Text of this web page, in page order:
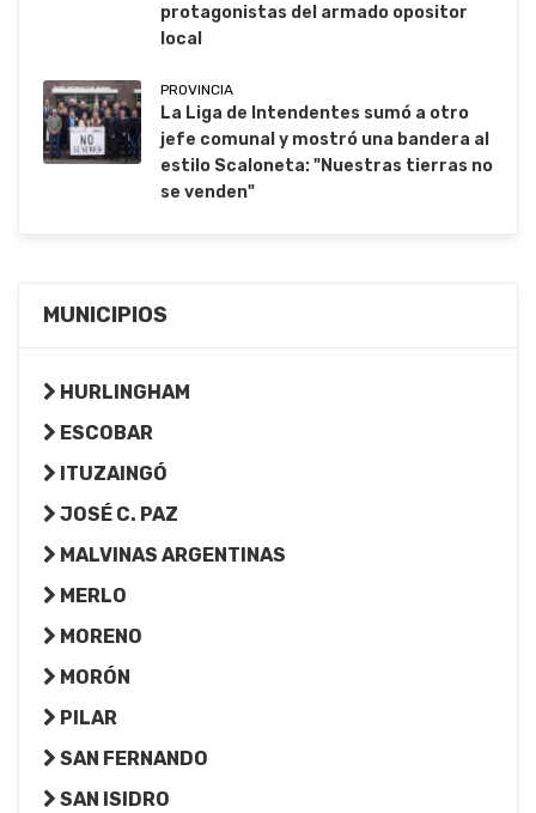
protagonistas del armado opositor
local
PROVINCIA
La Liga de Intendentes sumó a otro
jefe comunal y mostró una bandera al
estilo Scaloneta: "Nuestras tierras no
se venden"
MUNICIPIOS
HURLINGHAM
ESCOBAR
ITUZAINGÓ
JOSÉ C. PAZ
MALVINAS ARGENTINAS
MERLO
MORENO
MORÓN
PILAR
SAN FERNANDO
SAN ISIDRO